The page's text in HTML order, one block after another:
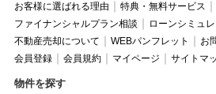
お客様に選ばれる理由
特典・無料サービス
ファイナンシャルプラン相談
ローンシミュ
不動産売却について
WEBパンフレット お
会員登録
会員規約 マイページ サイトマ
物件を探す